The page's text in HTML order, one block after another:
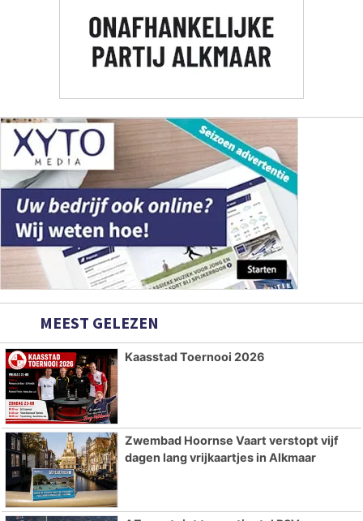
MEEST GELEZEN
Kaasstad Toernooi 2026
Zwembad Hoornse Vaart verstopt vijf
dagen lang vrijkaartjes in Alkmaar